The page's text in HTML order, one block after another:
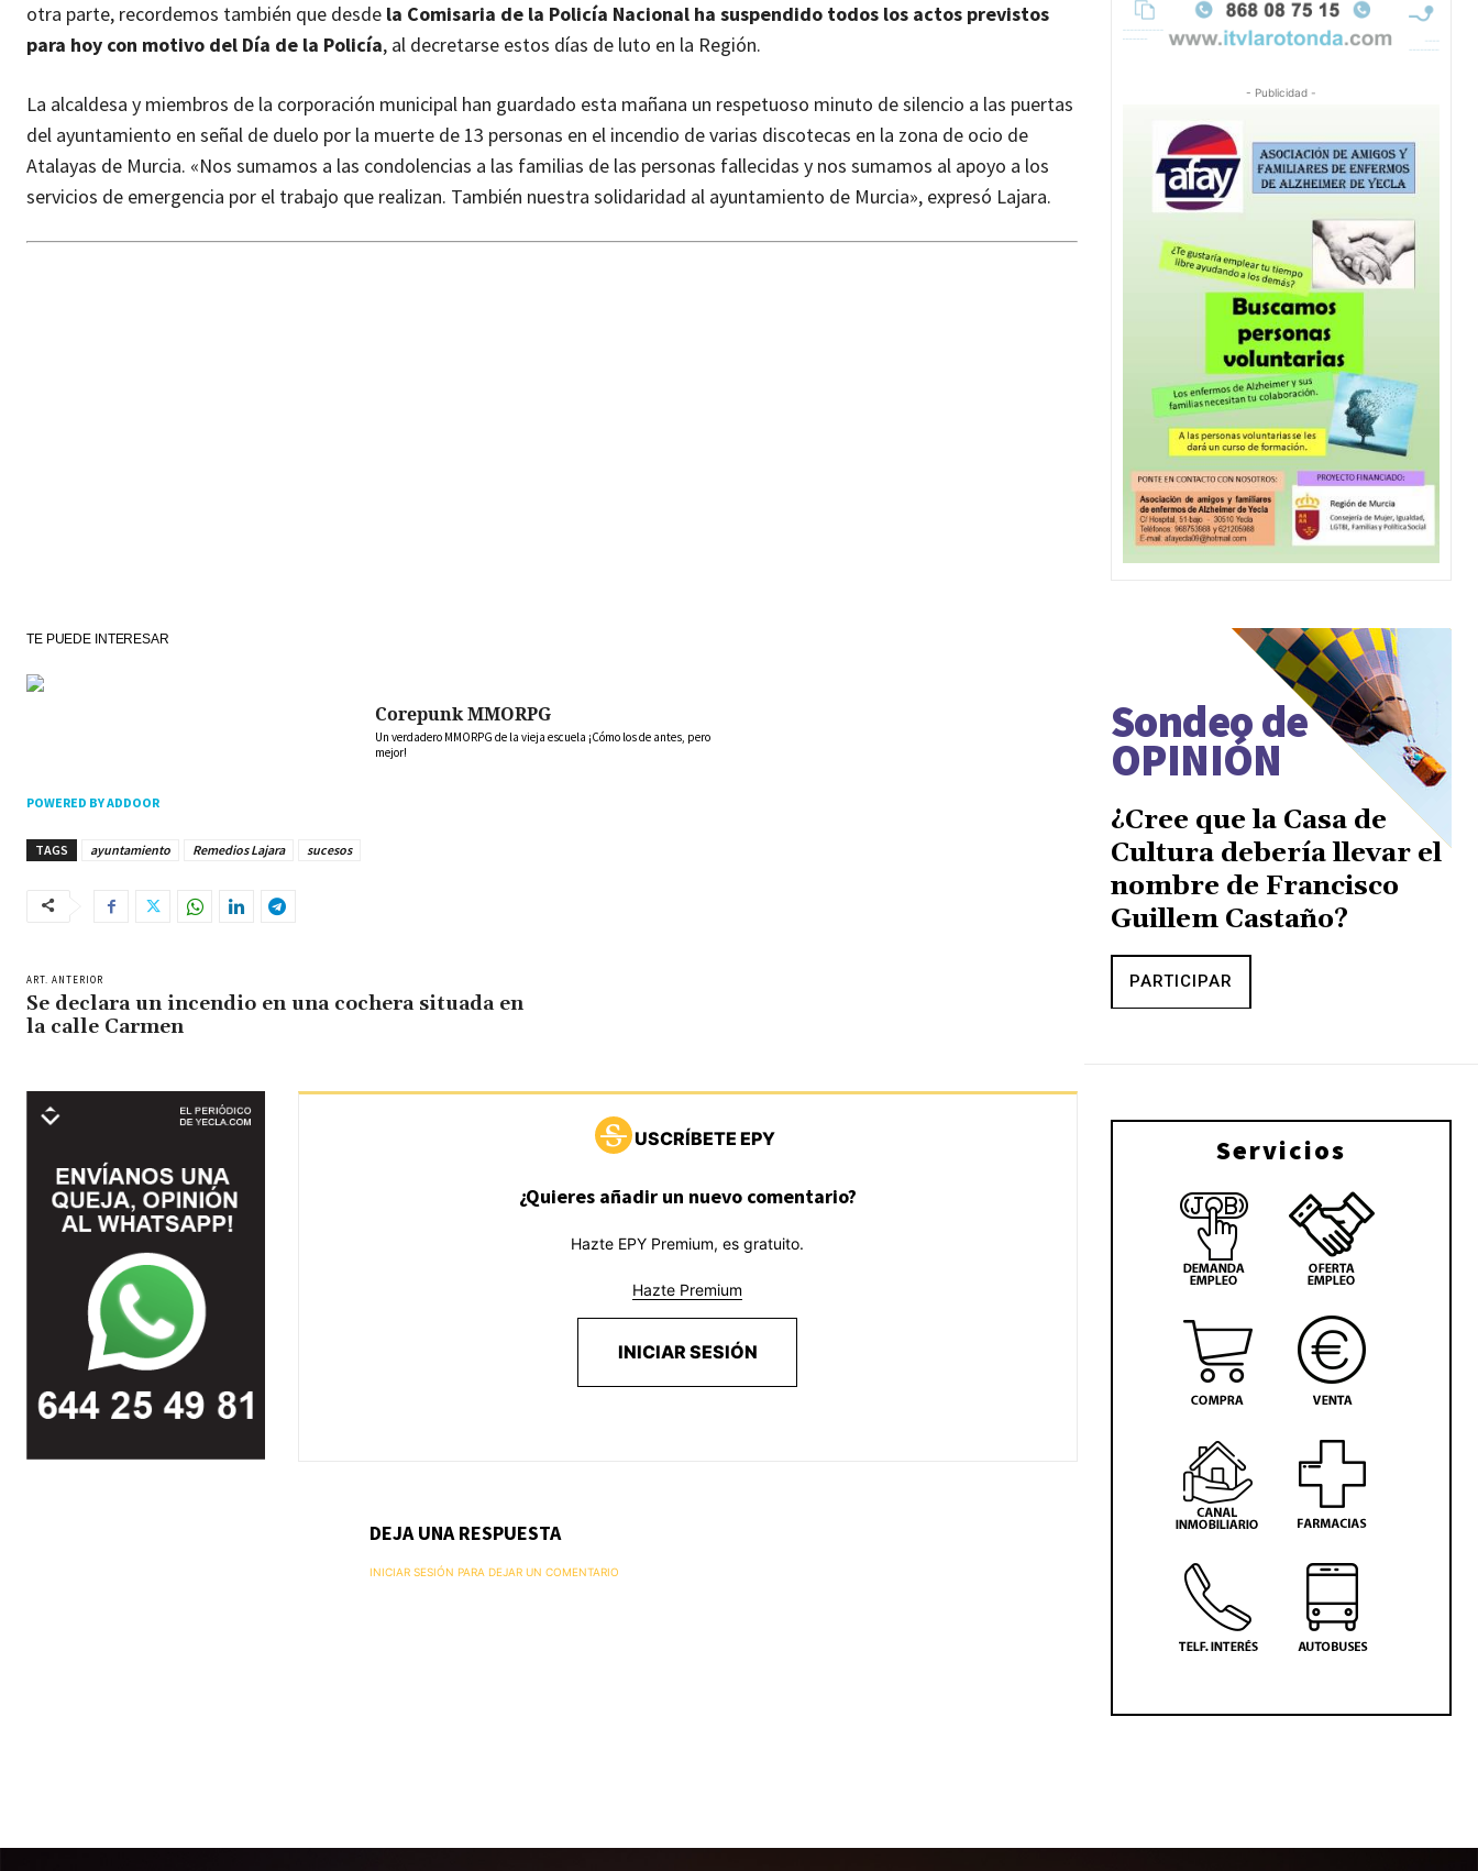
otra parte, recordemos también que desde la Comisaria de la Policía Nacional ha suspendido todos los actos previstos
para hoy con motivo del Día de la Policía, al decretarse estos días de luto en la Región.
La alcaldesa y miembros de la corporación municipal han guardado esta mañana un respetuoso minuto de silencio a las puertas
del ayuntamiento en señal de duelo por la muerte de 13 personas en el incendio de varias discotecas en la zona de ocio de
Atalayas de Murcia. «Nos sumamos a las condolencias a las familias de las personas fallecidas y nos sumamos al apoyo a los
servicios de emergencia por el trabajo que realizan. También nuestra solidaridad al ayuntamiento de Murcia», expresó Lajara.
TE PUEDE INTERESAR
Corepunk MMORPG
Un verdadero MMORPG de la vieja escuela ¡Cómo los de antes, pero
mejor!
POWERED BY ADDOOR
TAGS ayuntamiento Remedios Lajara sucesos
ART. ANTERIOR
Se declara un incendio en una cochera situada en
la calle Carmen
USCRÍBETE EPY
¿Quieres añadir un nuevo comentario?
Hazte EPY Premium, es gratuito.
Hazte Premium
INICIAR SESIÓN
DEJA UNA RESPUESTA
INICIAR SESIÓN PARA DEJAR UN COMENTARIO
- Publicidad -
Sondeo de
OPINIÓN
¿Cree que la Casa de
Cultura debería llevar el
nombre de Francisco
Guillem Castaño?
PARTICIPAR
Servicios